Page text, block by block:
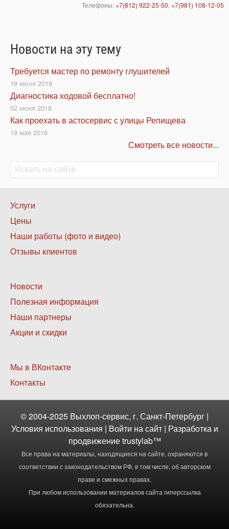
Телефоны:+7(812) 922-25-50, +7(981) 108-12-05
Новости на эту тему
Требуется мастер по ремонту глушителей
18 июля 2018
Диагностика ходовой бесплатно!
02 июня 2018
Как проехать в астосервис с улицы Репищева
19 мая 2018
Смотреть все новости...
Поиск
Поиск
Нижнее
меню
1
Услуги
Цены
Наши работы (фото и видео)
Отзывы клиентов
Нижнее
меню
2
Новости
Полезная информация
Наши партнеры
Акции и скидки
Нижнее
меню
3
Мы в ВКонтакте
Контакты
© 2004-2025 Выхлоп-сервис, г. Санкт-Петербург |
Условия использования | Войти на сайт | Разработка и
продвижениеtrustylab™
Все права на материалы, находящиеся на сайте, охраняются в
соответствии с законодательством РФ, в том числе, об авторском
праве и смежных правах.
При любом использовании материалов сайта гиперссылка
обязательна.